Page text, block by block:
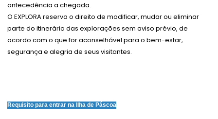
antecedência a chegada.
O EXPLORA reserva o direito de modificar, mudar ou eliminar
parte do itinerário das explorações sem aviso prévio, de
acordo com o que for aconselhável para o bem-estar,
segurança e alegria de seus visitantes.
Requisito para entrar na Ilha de Páscoa